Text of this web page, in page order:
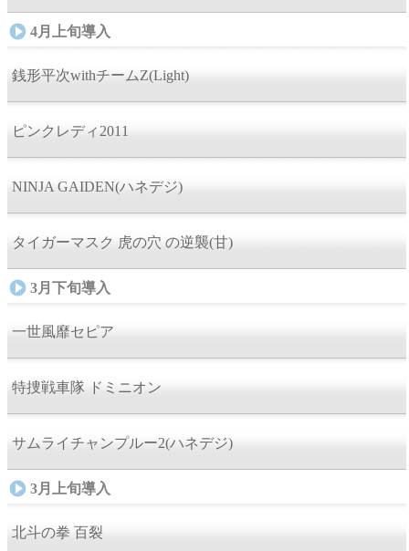
4月上旬導入
銭形平次withチームZ(Light)
ピンクレディ2011
NINJA GAIDEN(ハネデジ)
タイガーマスク 虎の穴 の逆襲(甘)
3月下旬導入
一世風靡セピア
特捜戦車隊 ドミニオン
サムライチャンプルー2(ハネデジ)
3月上旬導入
北斗の拳 百裂